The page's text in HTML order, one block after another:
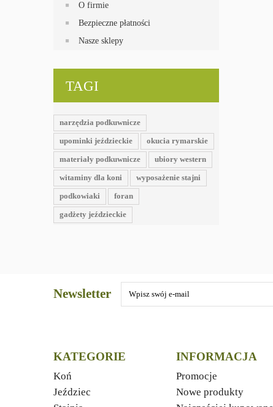
O firmie
Bezpieczne płatności
Nasze sklepy
TAGI
narzędzia podkuwnicze
upominki jeździeckie
okucia rymarskie
materiały podkuwnicze
ubiory western
witaminy dla koni
wyposażenie stajni
podkowiaki
foran
gadżety jeździeckie
Newsletter
KATEGORIE
Koń
Jeździec
INFORMACJA
Promocje
Nowe produkty